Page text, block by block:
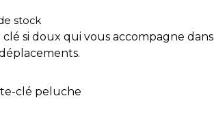
stock
si doux qui vous accompagne dans
clé peluche